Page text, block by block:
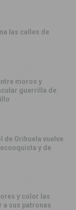
las calles de
moros y
guerrilla de
de Orihuela vuelve
y de
y color las
a sus patronas